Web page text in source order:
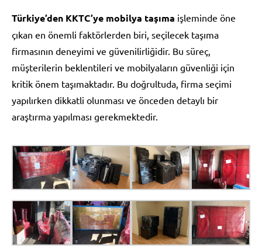
Türkiye’den KKTC’ye mobilya taşıma işleminde öne
çıkan en önemli faktörlerden biri, seçilecek taşıma
firmasının deneyimi ve güvenilirliğidir. Bu süreç,
müşterilerin beklentileri ve mobilyaların güvenliği için
kritik önem taşımaktadır. Bu doğrultuda, firma seçimi
yapılırken dikkatli olunması ve önceden detaylı bir
araştırma yapılması gerekmektedir.